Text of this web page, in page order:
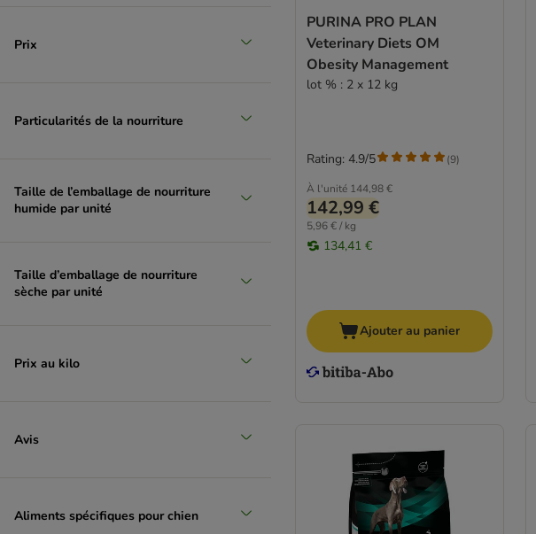
Prix
Particularités de la nourriture
Taille de l’emballage de nourriture
humide par unité
Taille d’emballage de nourriture
sèche par unité
Prix au kilo
Avis
Aliments spécifiques pour chien
PURINA PRO PLAN
Veterinary Diets OM
Obesity Management
lot % : 2 x 12 kg
À l'unité 144,98 €
142,99 €
5,96 € / kg
134,41 €
Rating: 4.9/5 (9)
Ajouter au panier